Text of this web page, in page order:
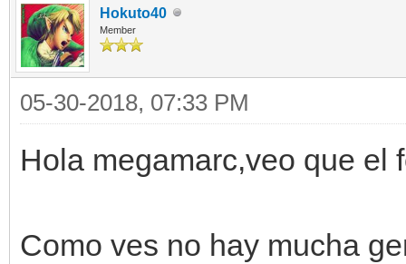
Hokuto40
Member
05-30-2018, 07:33 PM
Hola megamarc,veo que el
Como ves no hay mucha